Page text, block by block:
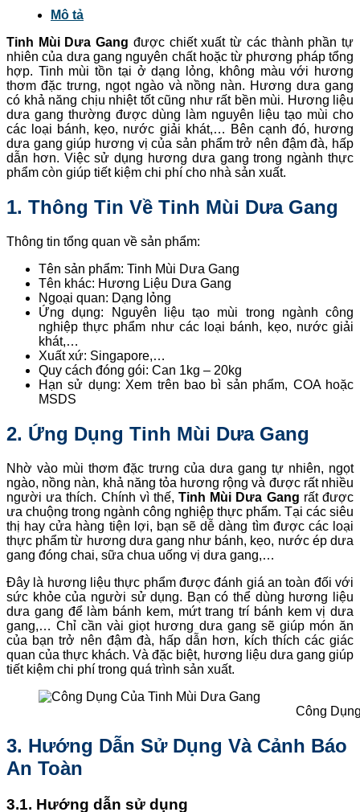
Mô tả
Tinh Mùi Dưa Gang được chiết xuất từ các thành phần tự
nhiên của dưa gang nguyên chất hoặc từ phương pháp tổng
hợp. Tinh mùi tồn tại ở dạng lỏng, không màu với hương
thơm đặc trưng, ngọt ngào và nồng nàn. Hương dưa gang
có khả năng chịu nhiệt tốt cũng như rất bền mùi. Hương liệu
dưa gang thường được dùng làm nguyên liệu tạo mùi cho
các loại bánh, kẹo, nước giải khát,… Bên cạnh đó, hương
dưa gang giúp hương vị của sản phẩm trở nên đậm đà, hấp
dẫn hơn. Việc sử dụng hương dưa gang trong ngành thực
phẩm còn giúp tiết kiệm chi phí cho nhà sản xuất.
1. Thông Tin Về Tinh Mùi Dưa Gang
Thông tin tổng quan về sản phẩm:
Tên sản phẩm: Tinh Mùi Dưa Gang
Tên khác: Hương Liệu Dưa Gang
Ngoại quan: Dạng lỏng
Ứng dụng: Nguyên liệu tạo mùi trong ngành công
nghiệp thực phẩm như các loại bánh, kẹo, nước giải
khát,…
Xuất xứ: Singapore,…
Quy cách đóng gói: Can 1kg – 20kg
Hạn sử dụng: Xem trên bao bì sản phẩm, COA hoặc
MSDS
2. Ứng Dụng Tinh Mùi Dưa Gang
Nhờ vào mùi thơm đặc trưng của dưa gang tự nhiên, ngọt
ngào, nồng nàn, khả năng tỏa hương rộng và được rất nhiều
người ưa thích. Chính vì thế,Tinh Mùi Dưa Gang rất được
ưa chuộng trong ngành công nghiệp thực phẩm. Tại các siêu
thị hay cửa hàng tiện lợi, bạn sẽ dễ dàng tìm được các loại
thực phẩm từ hương dưa gang như bánh, kẹo, nước ép dưa
gang đóng chai, sữa chua uống vị dưa gang,…
Đây là hương liệu thực phẩm được đánh giá an toàn đối với
sức khỏe của người sử dụng. Bạn có thể dùng hương liệu
dưa gang để làm bánh kem, mứt trang trí bánh kem vị dưa
gang,… Chỉ cần vài giọt hương dưa gang sẽ giúp món ăn
của bạn trở nên đậm đà, hấp dẫn hơn, kích thích các giác
quan của thực khách. Và đặc biệt, hương liệu dưa gang giúp
tiết kiệm chi phí trong quá trình sản xuất.
Công
3. Hướng Dẫn Sử Dụng Và Cảnh Báo
An Toàn
3.1. Hướng dẫn sử dụng